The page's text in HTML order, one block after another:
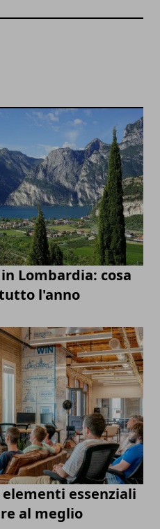
Lombardia: cosa
l'anno
essenziali
al meglio